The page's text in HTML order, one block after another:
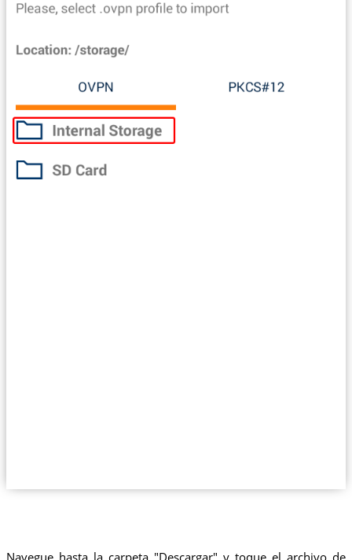
Navegue hasta la carpeta "Descargar" y toque el archivo de